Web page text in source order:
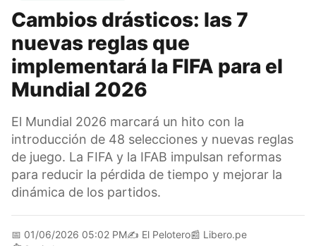
Cambios drásticos: las 7
nuevas reglas que
implementará la FIFA para el
Mundial 2026
El Mundial 2026 marcará un hito con la
introducción de 48 selecciones y nuevas reglas
de juego. La FIFA y la IFAB impulsan reformas
para reducir la pérdida de tiempo y mejorar la
dinámica de los partidos.
📅 01/06/2026 05:02 PM✍️ El Pelotero📰 Libero.pe